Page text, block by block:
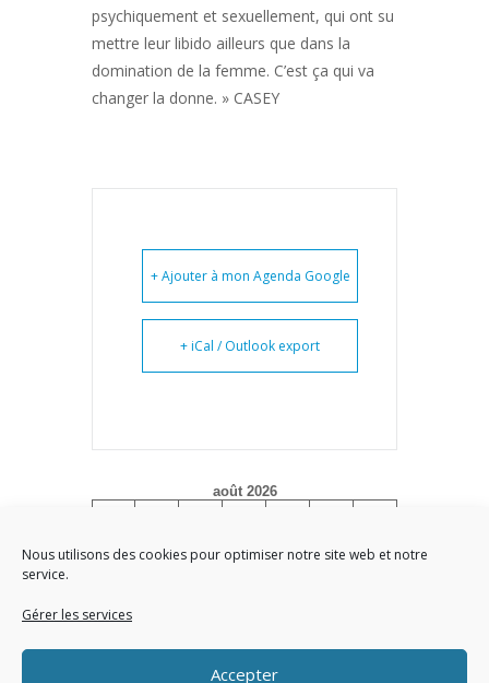
Nous utilisons des cookies pour optimiser notre site web et notre
service.
Gérer les services
Accepter
psychiquement et sexuellement, qui ont su
mettre leur libido ailleurs que dans la
domination de la femme. C’est ça qui va
changer la donne. » CASEY
+ Ajouter à mon Agenda Google
+ iCal / Outlook export
août 2026
1
2
10
17
18 19 20 21 22
23